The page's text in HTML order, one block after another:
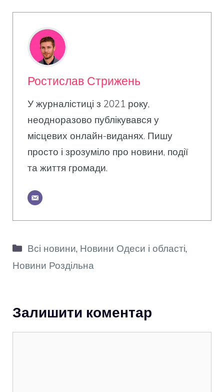
Ростислав Стрижень
У журналістиці з 2021 року,
неодноразово публікувався у
місцевих онлайн-виданях. Пишу
просто і зрозуміло про новини, події
та життя громади.
Категорії
Всі новини, Новини Одеси і області,
Новини Роздільна
Залишити коментар